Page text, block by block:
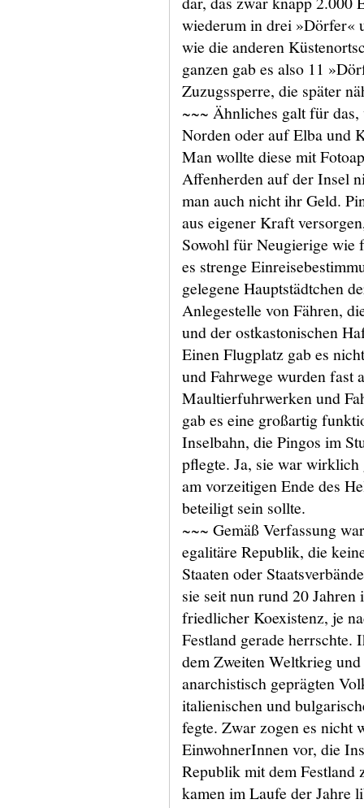
wiederum in drei »Dörfer«
wie die anderen
ganzen gab es also 11
Zuzugssperre, die später
~~~ Ähnliches galt für
Norden oder auf Elba und
Man wollte diese mit
Affenherden auf der Insel
man auch nicht ihr Geld.
aus eigener Kraft
Sowohl für Neugierige wie
es strenge
gelegene Hauptstädtchen
Anlegestelle von Fähren,
und der ostkastonischen
Einen Flugplatz gab es
und Fahrwege wurden fast
Maultierfuhrwerken und
gab es eine großartig
Inselbahn, die Pingos im
pflegte. Ja, sie war
am vorzeitigen Ende des
beteiligt sein sollte.
~~~ Gemäß Verfassung
egalitäre Republik, die
Staaten oder
sie seit nun rund 20
friedlicher Koexistenz, je
Festland gerade herrschte.
dem Zweiten Weltkrieg
anarchistisch geprägten
italienischen und
fegte. Zwar zogen es nicht
EinwohnerInnen vor, die
Republik mit dem Festland
kamen im Laufe der Jahre